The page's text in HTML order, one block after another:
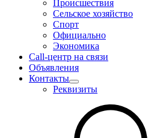
Происшествия
Сельское хозяйство
Спорт
Официально
Экономика
Call-центр на связи
Объявления
Контакты
Реквизиты